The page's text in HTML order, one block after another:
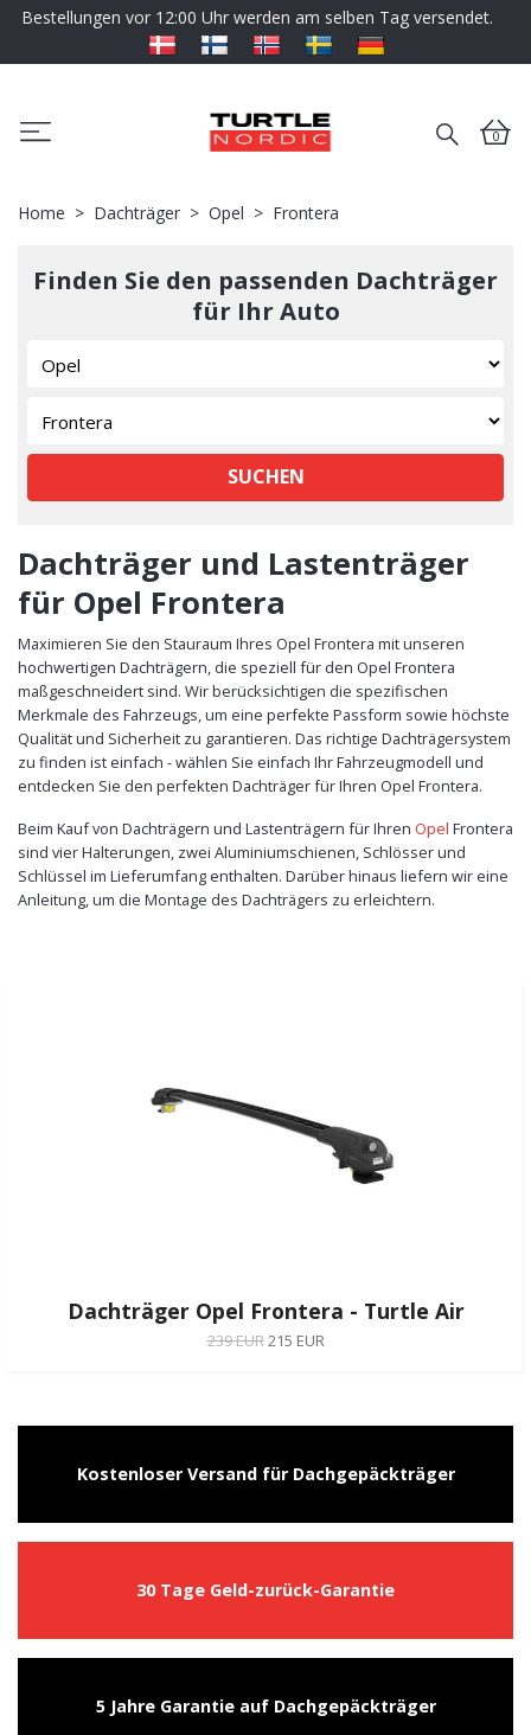
Bestellungen vor 12:00 Uhr werden am selben Tag versendet.
0
Home Dachträger Opel Frontera
Finden Sie den passenden Dachträger
für Ihr Auto
SUCHEN
Dachträger und Lastenträger
für Opel Frontera
Maximieren Sie den Stauraum Ihres Opel Frontera mit unseren
hochwertigen Dachträgern, die speziell für den Opel Frontera
maßgeschneidert sind. Wir berücksichtigen die spezifischen
Merkmale des Fahrzeugs, um eine perfekte Passform sowie höchste
Qualität und Sicherheit zu garantieren. Das richtige Dachträgersystem
zu finden ist einfach - wählen Sie einfach Ihr Fahrzeugmodell und
entdecken Sie den perfekten Dachträger für Ihren Opel Frontera.
Beim Kauf von Dachträgern und Lastenträgern für Ihren Opel Frontera
sind vier Halterungen, zwei Aluminiumschienen, Schlösser und
Schlüssel im Lieferumfang enthalten. Darüber hinaus liefern wir eine
Anleitung, um die Montage des Dachträgers zu erleichtern.
Dachträger Opel Frontera - Turtle Air
239 EUR215 EUR
Kostenloser Versand für Dachgepäckträger
30 Tage Geld-zurück-Garantie
5 Jahre Garantie auf Dachgepäckträger